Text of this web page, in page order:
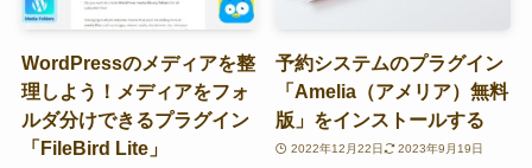
WordPressのメディアを整
理しよう！メディアをフォ
ルダ分けできるプラグイン
「FileBird Lite」
予約システムのプラグイン
「Amelia（アメリア）無料
版」をインストールする
2022年12月22日 2023年9月19日